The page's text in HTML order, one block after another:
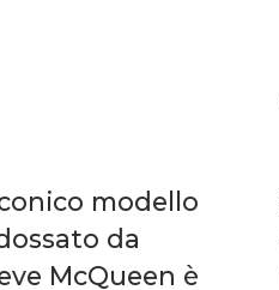
modello
da
McQueen è